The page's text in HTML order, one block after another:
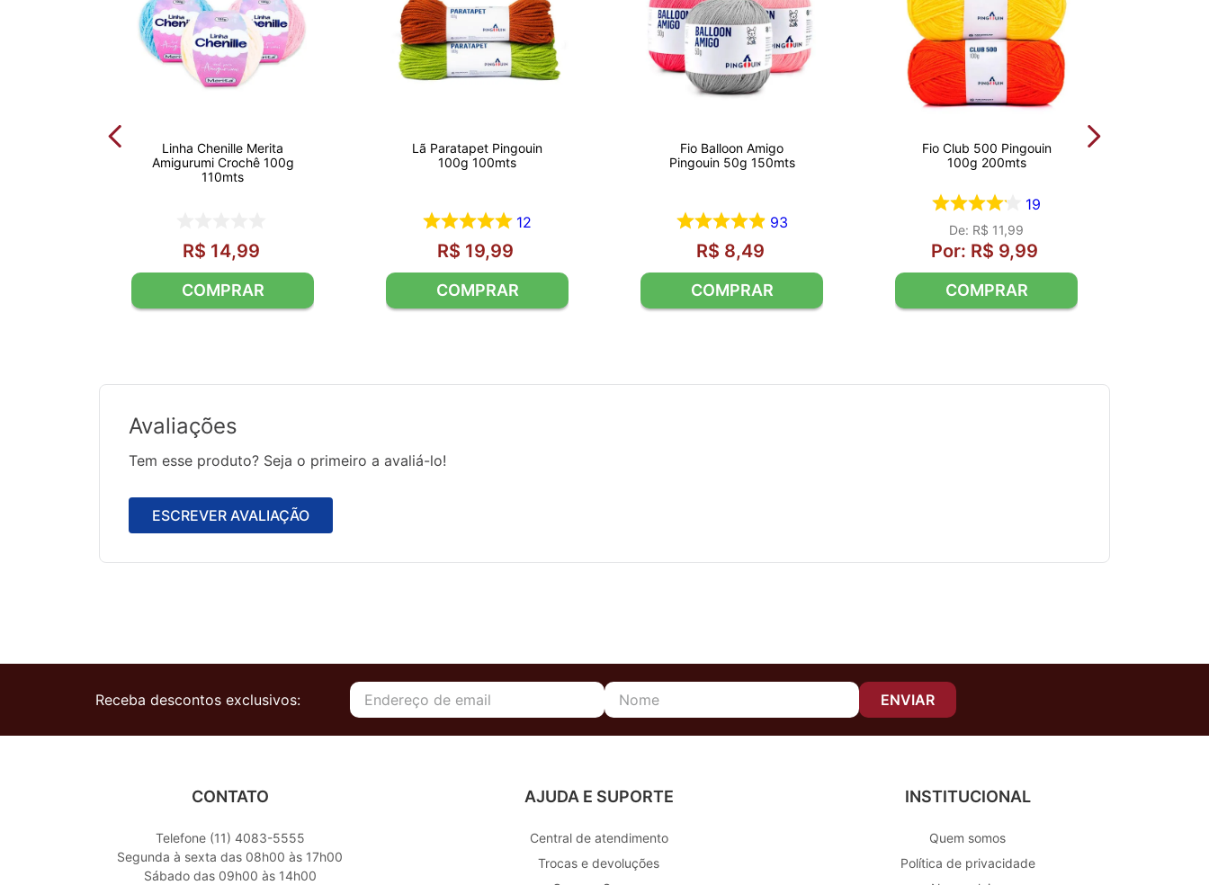
Linha Chenille Merita
Amigurumi Crochê 100g
110mts
R$ 14,99
Lã Paratapet Pingouin
100g 100mts
12
R$ 19,99
Fio Balloon Amigo
Pingouin 50g 150mts
93
R$ 8,49
Fio Club 500 Pingouin
100g 200mts
19
R$ 11,99
R$ 9,99
Avaliações
Tem esse produto? Seja o primeiro a avaliá-lo!
ESCREVER AVALIAÇÃO
Receba descontos exclusivos: ENVIAR
CONTATO
Telefone (11) 4083-5555
Segunda à sexta das 08h00 às 17h00
Sábado das 09h00 às 14h00
AJUDA E SUPORTE
Central de atendimento
Trocas e devoluções
INSTITUCIONAL
Quem somos
Política de privacidade